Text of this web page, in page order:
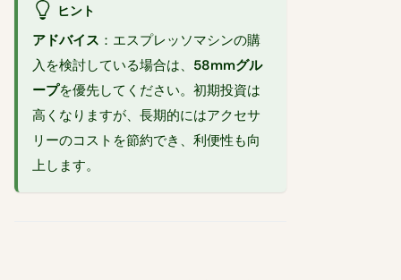
ヒント
アドバイス ：エスプレッソマシンの購
入を検討している場合は、 58mmグル
ープを優先してください。初期投資は
高くなりますが、長期的にはアクセサ
リーのコストを節約でき、利便性も向
上します。